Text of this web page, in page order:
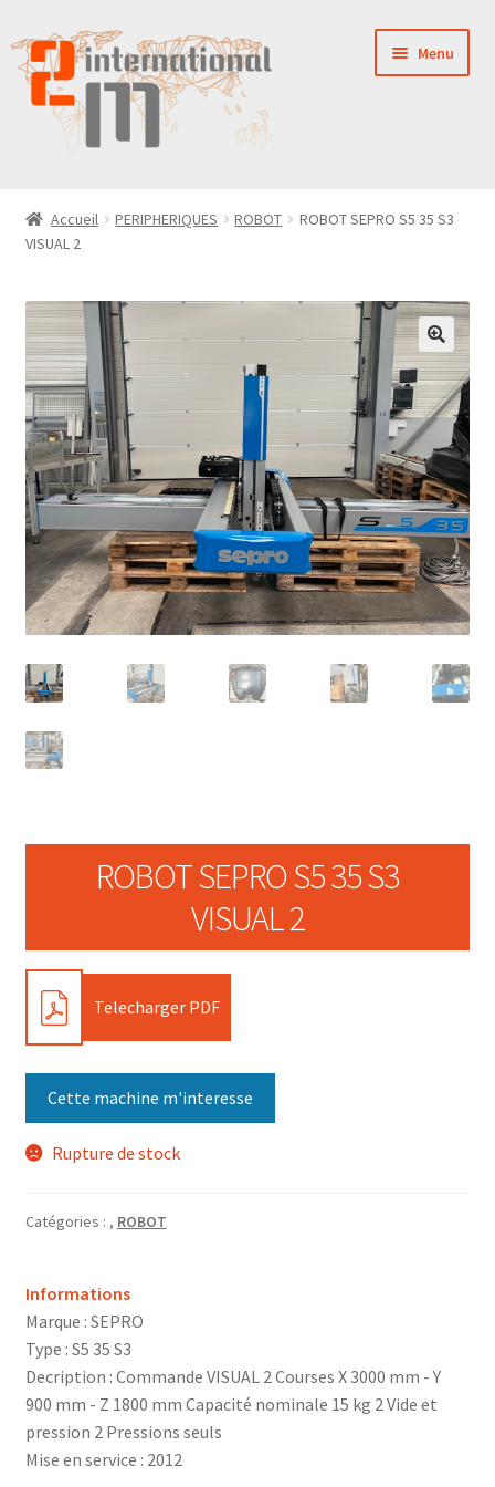
Aller
à
la
navigation
Aller
au
contenu
Menu
NOUVEAUTÉS
VENTES
PIÈCES DÉTACHÉES
CONTACT
Accueil PERIPHERIQUES ROBOT
ROBOT SEPRO S5 35 S3
VISUAL 2
ROBOT SEPRO S5 35 S3
VISUAL 2
PDF Telecharger PDF
Cette machine m'interesse
Rupture de stock
Catégories : , ROBOT
Informations
Marque : SEPRO
Type : S5 35 S3
Decription : Commande VISUAL 2 Courses X 3000 mm - Y
900 mm - Z 1800 mm Capacité nominale 15 kg 2 Vide et
pression 2 Pressions seuls
Mise en service : 2012